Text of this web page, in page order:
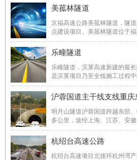
行车条件极差，严重制约了区
212线兰州至罐子沟公路的重要
美菰林隧道
京福高速公路美菰林隧道，隧
点建设项目。美菰林隧道位于
处，双洞总长11．2公里。隧
杂、施工难度大。为北京至福州
美菰林隧道提前一个月实现全隧
乐疃隧道
乐疃隧道，滨莱高速新建的最
是滨莱项目乃至全线施工过程
线的5座隧道组成的全国最大断
后建设类似长、大横断面隧道
到了示范模板作用。滨莱项目
沪蓉国道主干线支线重
明月山隧道沪蓉国道跨越东部
多公里，途经上海、江苏、安
明月山位于重庆中部，横在重
大阻碍了重庆市区与东部城市
开辟重庆东向通道，极大解决主
杭绍台高速公路
杭绍台高速项目北接环杭州湾